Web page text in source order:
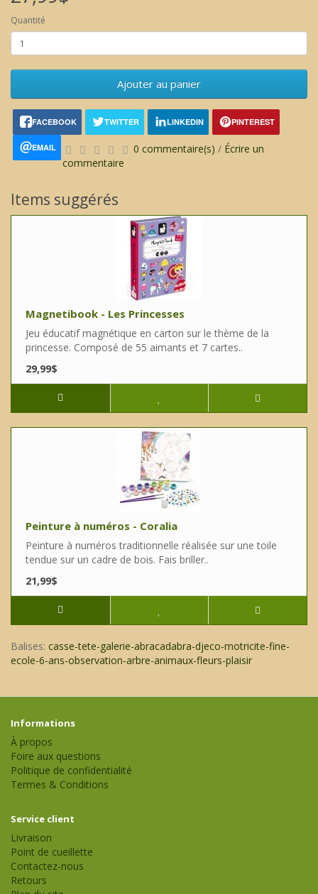
Quantité
Ajouter au panier
FACEBOOK TWITTER LINKEDIN PINTEREST
EMAIL 0 commentaire(s) / Écrire un
commentaire
Items suggérés
Magnetibook - Les Princesses
Jeu éducatif magnétique en carton sur le thème de la
princesse. Composé de 55 aimants et 7 cartes..
29,99$
Peinture à numéros - Coralia
Peinture à numéros traditionnelle réalisée sur une toile
tendue sur un cadre de bois. Fais briller..
21,99$
Balises: casse-tete-galerie-abracadabra-djeco-motricite-fine-
ecole-6-ans-observation-arbre-animaux-fleurs-plaisir
Informations
À propos
Foire aux questions
Politique de confidentialité
Termes & Conditions
Service client
Livraison
Point de cueillette
Contactez-nous
Retours